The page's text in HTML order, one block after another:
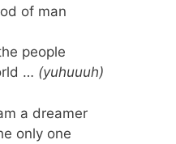
of man
people
… (yuhuuuh)
a dreamer
only one